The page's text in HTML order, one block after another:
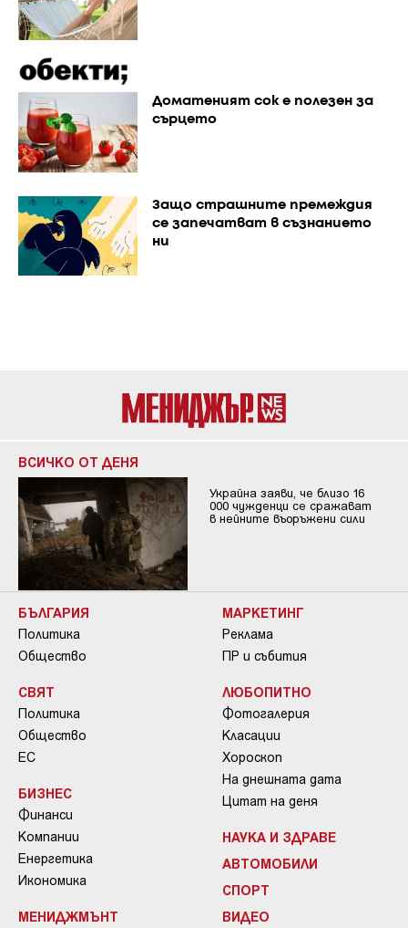
Доматеният сок е полезен за
сърцето
Защо страшните премеждия
се запечатват в съзнанието
ни
ВСИЧКО ОТ ДЕНЯ
Украйна заяви, че близо 16
000 чужденци се сражават
в нейните въоръжени сили
БЪЛГАРИЯ
Политика
Общество
СВЯТ
Политика
Общество
ЕС
БИЗНЕС
Финанси
Компании
Енергетика
Икономика
МЕНИДЖМЪНТ
МАРКЕТИНГ
Реклама
ПР и събития
ЛЮБОПИТНО
Фотогалерия
Класации
Хороскоп
На днешната дата
Цитат на деня
НАУКА И ЗДРАВЕ
АВТОМОБИЛИ
СПОРТ
ВИДЕО